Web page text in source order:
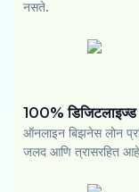
नसते.
100% डिजिटलाइज्ड
ऑनलाइन बिझनेस लोन
जलद आणि त्रासरहित आहे